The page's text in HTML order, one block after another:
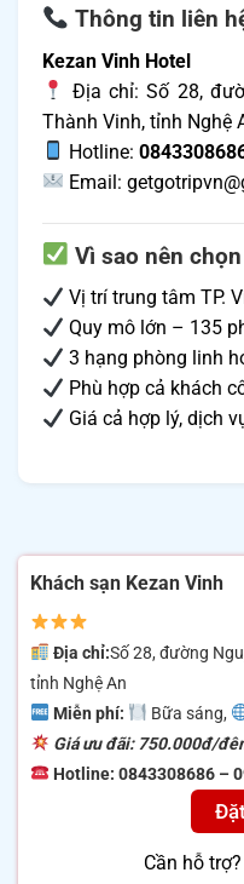
Thông tin liên
Kezan Vinh Hotel
Địa chỉ: Số 28,
Thành Vinh, tỉnh Nghệ
Hotline:
Email:
Vì sao nên
Vị trí trung tâm TP.
Quy mô lớn – 135
3 hạng phòng linh
Phù hợp cả khách
Giá cả hợp lý, dịch
Khách sạn Kezan Vinh
Địa chỉ:Số 28, đường
tỉnh Nghệ An
Miễn phí:
Bữa sáng,
Giá ưu đãi: 750.000đ/
Hotline: 0843308686 –
Cần hỗ